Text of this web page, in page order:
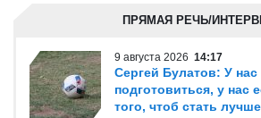
ПРЯМАЯ РЕЧЬ/
9 августа 2026 14:17
Сергей Булатов: У нас
подготовиться, у нас
того, чтоб стать лучше